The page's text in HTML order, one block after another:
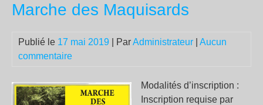
Marche des Maquisards
Publié le 17 mai 2019 | ParAdministrateur
Aucun
commentaire
Modalités d’inscription :
Inscription requise par